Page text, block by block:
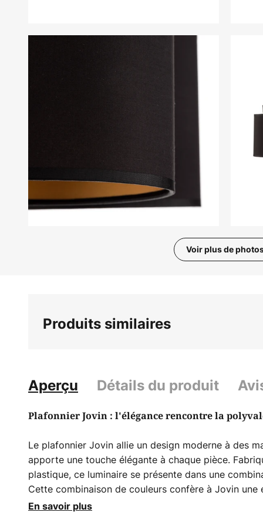
Voir plus de
Produits similaires
Aperçu Détails du produit
Plafonnier Jovin : l'élégance rencontre la
Le plafonnier Jovin allie un design moderne à des
apporte une touche élégante à chaque pièce.
plastique, ce luminaire se présente dans une
Cette combinaison de couleurs confère à Jovin une
s'intègre parfaitement à différents styles d'intérieur.
En savoir plus